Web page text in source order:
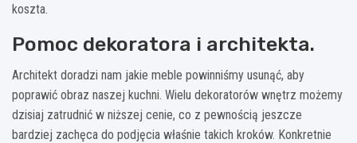
koszta.
Pomoc dekoratora i architekta.
Architekt doradzi nam jakie meble powinniśmy usunąć, aby
poprawić obraz naszej kuchni. Wielu dekoratorów wnętrz możemy
dzisiaj zatrudnić w niższej cenie, co z pewnością jeszcze
bardziej zachęca do podjęcia właśnie takich kroków. Konkretnie